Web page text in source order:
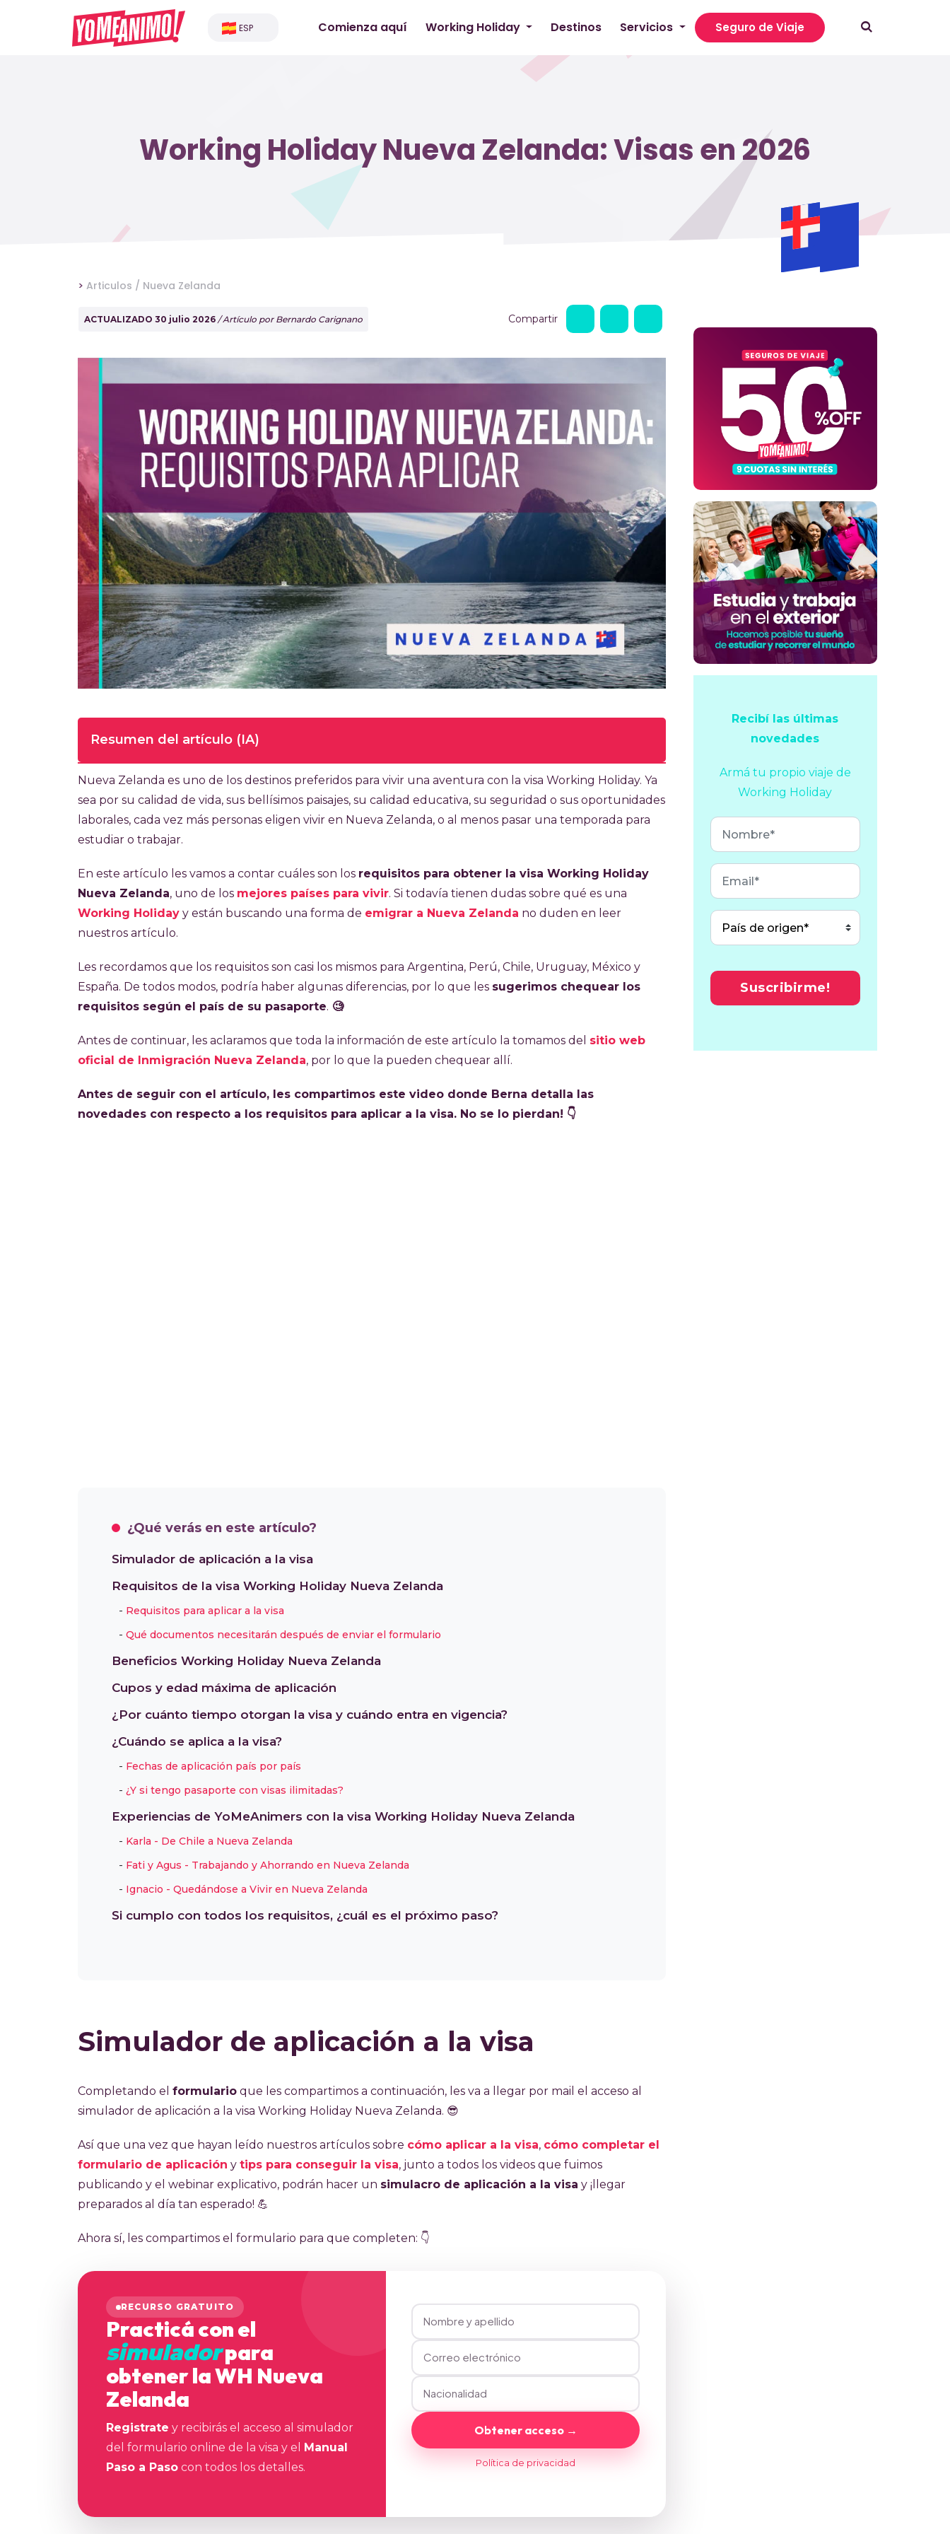
ESP Comienza aquí Working Holiday Destinos Servicios Seguro de Viaje
Working Holiday Nueva Zelanda: Visas en 2026
> Articulos / Nueva Zelanda
ACTUALIZADO 30 julio 2026 / Artículo por Bernardo Carignano Compartir
Resumen del artículo (IA)
Tiempo de lectura completa del artículo 30 minutos
La Working Holiday Visa Nueva Zelanda le permite a jóvenes de distintas nacionalidades trabajar y
vacacionar en el país por hasta 12 meses. Los requisitos principales para obtenerla son: tener un
dependiendo del país desde donde se aplique. Además es excluyente no haber obtenido esta visa
anteriormente, demostrar NZD 4200 para solventar los gastos al ingresar al país y contar con un
seguro médico. En caso de que no se cuente con pasaje de regreso, se deben demostrar fondos
para comprarlo.
La visa tiene un costo de NZD 770 en total: con ella es posible trabajar hasta 12 meses, con
restricciones sobre el tiempo de trabajo con el mismo empleador. También se permite estudiar
hasta 6 meses.
Es una visa difícil de conseguir por su alta demanda y los pocos cupos que se habilitan por año. Las
fechas de aplicación varían según el país.
Nueva Zelanda es uno de los destinos preferidos para vivir una aventura con la visa Working Holiday. Ya
sea por su calidad de vida, sus bellísimos paisajes, su calidad educativa, su seguridad o sus oportunidades
laborales, cada vez más personas eligen vivir en Nueva Zelanda, o al menos pasar una temporada para
estudiar o trabajar.
En este artículo les vamos a contar cuáles son los requisitos para obtener la visa Working Holiday
Nueva Zelanda, uno de los mejores países para vivir. Si todavía tienen dudas sobre qué es una
Working Holiday y están buscando una forma de emigrar a Nueva Zelanda no duden en leer
nuestros artículo.
Les recordamos que los requisitos son casi los mismos para Argentina, Perú, Chile, Uruguay, México y
España. De todos modos, podría haber algunas diferencias, por lo que les sugerimos chequear los
requisitos según el país de su pasaporte. 🧐
Antes de continuar, les aclaramos que toda la información de este artículo la tomamos del sitio web
oficial de Inmigración Nueva Zelanda, por lo que la pueden chequear allí.
Antes de seguir con el artículo, les compartimos este video donde Berna detalla las
novedades con respecto a los requisitos para aplicar a la visa. No se lo pierdan! 👇
¿Qué verás en este artículo?
Simulador de aplicación a la visa
Requisitos de la visa Working Holiday Nueva Zelanda
Requisitos para aplicar a la visa
Qué documentos necesitarán después de enviar el formulario
Beneficios Working Holiday Nueva Zelanda
Cupos y edad máxima de aplicación
¿Por cuánto tiempo otorgan la visa y cuándo entra en vigencia?
¿Cuándo se aplica a la visa?
Fechas de aplicación país por país
¿Y si tengo pasaporte con visas ilimitadas?
Experiencias de YoMeAnimers con la visa Working Holiday Nueva Zelanda
Karla - De Chile a Nueva Zelanda
Fati y Agus - Trabajando y Ahorrando en Nueva Zelanda
Ignacio - Quedándose a Vivir en Nueva Zelanda
Si cumplo con todos los requisitos, ¿cuál es el próximo paso?
Simulador de aplicación a la visa
Completando el formulario que les compartimos a continuación, les va a llegar por mail el acceso al
simulador de aplicación a la visa Working Holiday Nueva Zelanda. 😎
Así que una vez que hayan leído nuestros artículos sobre cómo aplicar a la visa, cómo completar el
formulario de aplicación y tips para conseguir la visa, junto a todos los videos que fuimos
publicando y el webinar explicativo, podrán hacer un simulacro de aplicación a la visa y ¡llegar
preparados al día tan esperado! 💪
Ahora sí, les compartimos el formulario para que completen: 👇
RECURSO GRATUITO
Practicá con el
simuladorpara
obtener la WH Nueva
Zelanda
Registrate y recibirás el acceso al simulador
del formulario online de la visa y el Manual
Paso a Paso con todos los detalles.
Obtener acceso →
Política de privacidad
Recibí las últimas
novedades
Armá tu propio viaje de
Working Holiday